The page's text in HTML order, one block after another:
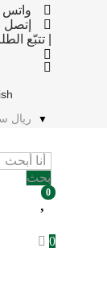
إتصل
| تتبّع
ريال
P
r
o
d
t
بحث
0
0